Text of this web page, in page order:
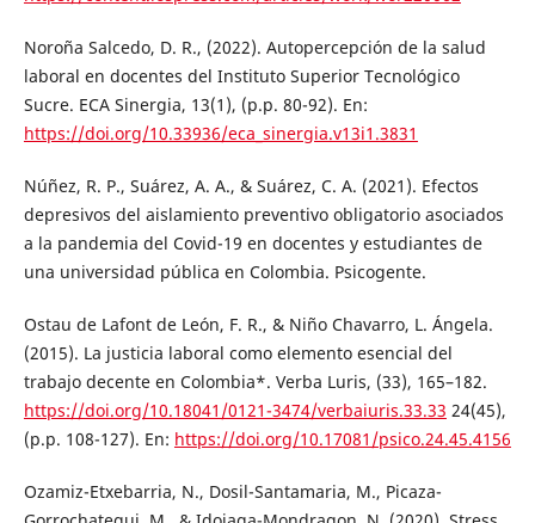
Noroña Salcedo, D. R., (2022). Autopercepción de la salud
laboral en docentes del Instituto Superior Tecnológico
Sucre. ECA Sinergia, 13(1), (p.p. 80-92). En:
https://doi.org/10.33936/eca_sinergia.v13i1.3831
Núñez, R. P., Suárez, A. A., & Suárez, C. A. (2021). Efectos
depresivos del aislamiento preventivo obligatorio asociados
a la pandemia del Covid-19 en docentes y estudiantes de
una universidad pública en Colombia. Psicogente.
Ostau de Lafont de León, F. R., & Niño Chavarro, L. Ángela.
(2015). La justicia laboral como elemento esencial del
trabajo decente en Colombia*. Verba Luris, (33), 165–182.
https://doi.org/10.18041/0121-3474/verbaiuris.33.33 24(45),
(p.p. 108-127). En: https://doi.org/10.17081/psico.24.45.4156
Ozamiz-Etxebarria, N., Dosil-Santamaria, M., Picaza-